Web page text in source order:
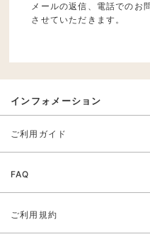
メールの返信、電話でのお
させていただきます。
インフォメーション
ご利用ガイド
FAQ
ご利用規約